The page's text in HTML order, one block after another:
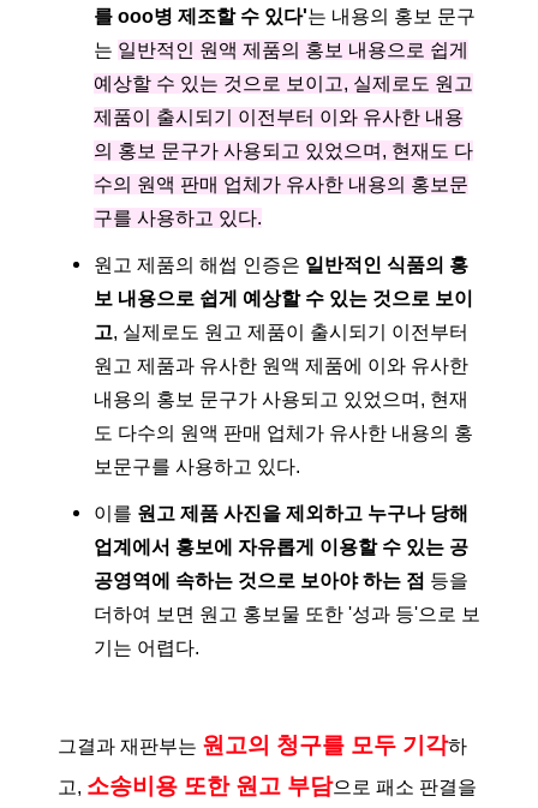
를 ooo병 제조할 수 있다'는 내용의 홍보 문구
는 일반적인 원액 제품의 홍보 내용으로 쉽게
예상할 수 있는 것으로 보이고, 실제로도 원고
제품이 출시되기 이전부터 이와 유사한 내용
의 홍보 문구가 사용되고 있었으며, 현재도 다
수의 원액 판매 업체가 유사한 내용의 홍보문
구를 사용하고 있다.
원고 제품의 해썹 인증은 일반적인 식품의 홍
보 내용으로 쉽게 예상할 수 있는 것으로 보이
고, 실제로도 원고 제품이 출시되기 이전부터
원고 제품과 유사한 원액 제품에 이와 유사한
내용의 홍보 문구가 사용되고 있었으며, 현재
도 다수의 원액 판매 업체가 유사한 내용의 홍
보문구를 사용하고 있다.
이를 원고 제품 사진을 제외하고 누구나 당해
업계에서 홍보에 자유롭게 이용할 수 있는 공
공영역에 속하는 것으로 보아야 하는 점 등을
더하여 보면 원고 홍보물 또한 '성과 등'으로 보
기는 어렵다.
그결과 재판부는 원고의 청구를 모두 기각하
고, 소송비용 또한 원고 부담으로 패소 판결을